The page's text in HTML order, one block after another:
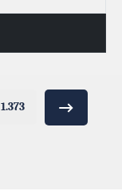
1.373